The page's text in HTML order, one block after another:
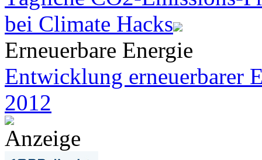
bei Climate Hacks
Erneuerbare Energie
Entwicklung erneuerbarer
2012
Anzeige